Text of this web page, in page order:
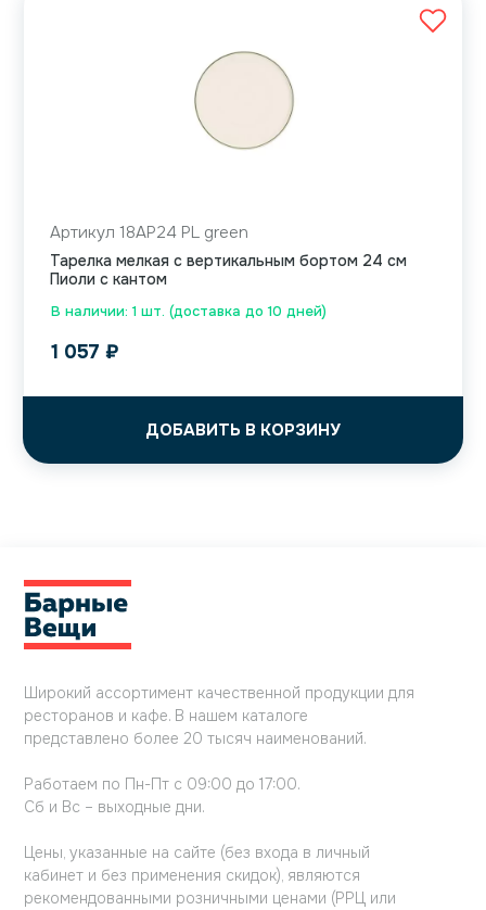
В наличии: 1 шт. (доставка до 10 дней)
Артикул 18AP24 PL green
Тарелка мелкая с вертикальным бортом 24 см
Пиоли с кантом
1 057 ₽
ДОБАВИТЬ В КОРЗИНУ
Широкий ассортимент качественной продукции для
ресторанов и кафе. В нашем каталоге
представлено более 20 тысяч наименований.
Работаем по Пн-Пт с 09:00 до 17:00.
Сб и Вс – выходные дни.
Цены, указанные на сайте (без входа в личный
кабинет и без применения скидок), являются
рекомендованными розничными ценами (РРЦ или